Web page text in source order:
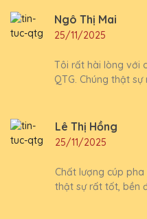
Ngô Thị Mai
25/11/2025
Tôi rất hài lòng với
QTG. Chúng thật
Lê Thị Hồng
25/11/2025
Chất lượng cúp pha
thật sự rất tốt, bền